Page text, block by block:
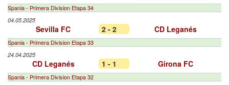
Spania - Primera Division Etapa 34
04.05.2025
Sevilla FC 2 - 2 CD Leganés
Spania - Primera Division Etapa 33
24.04.2025
CD Leganés 1 - 1 Girona FC
Spania - Primera Division Etapa 32